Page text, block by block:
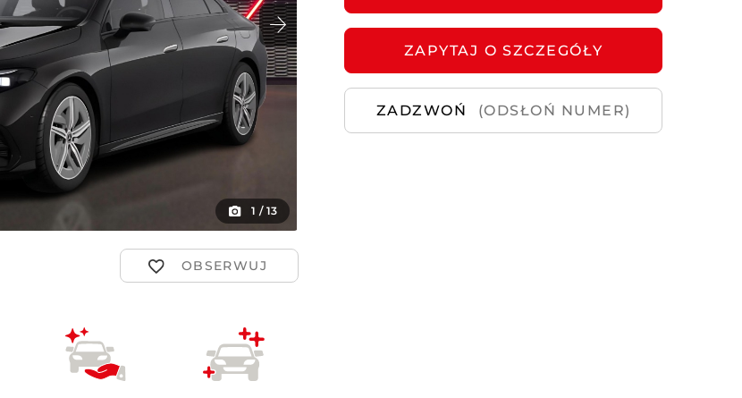
LEVC
Samochody
1 / 13
ZAPYTAJ O SZCZEGÓŁY
ZADZWOŃ (ODSŁOŃ NUMER)